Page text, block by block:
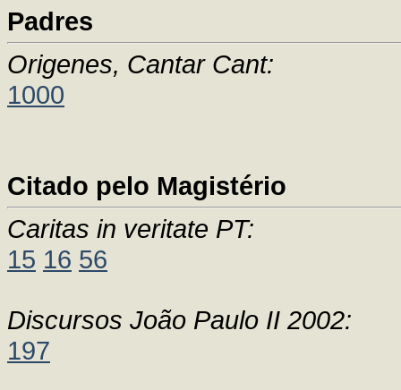
Padres
Origenes, Cantar Cant:
1000
Citado pelo Magistério
Caritas in veritate PT:
15 16 56
Discursos João Paulo II 2002:
197